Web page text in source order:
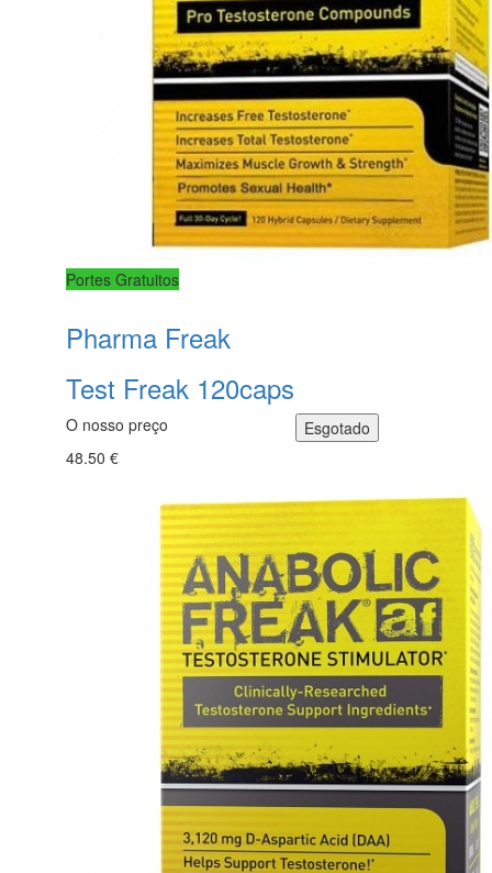
Portes Gratuitos
Pharma Freak
Test Freak 120caps
O nosso preço
48.50 €